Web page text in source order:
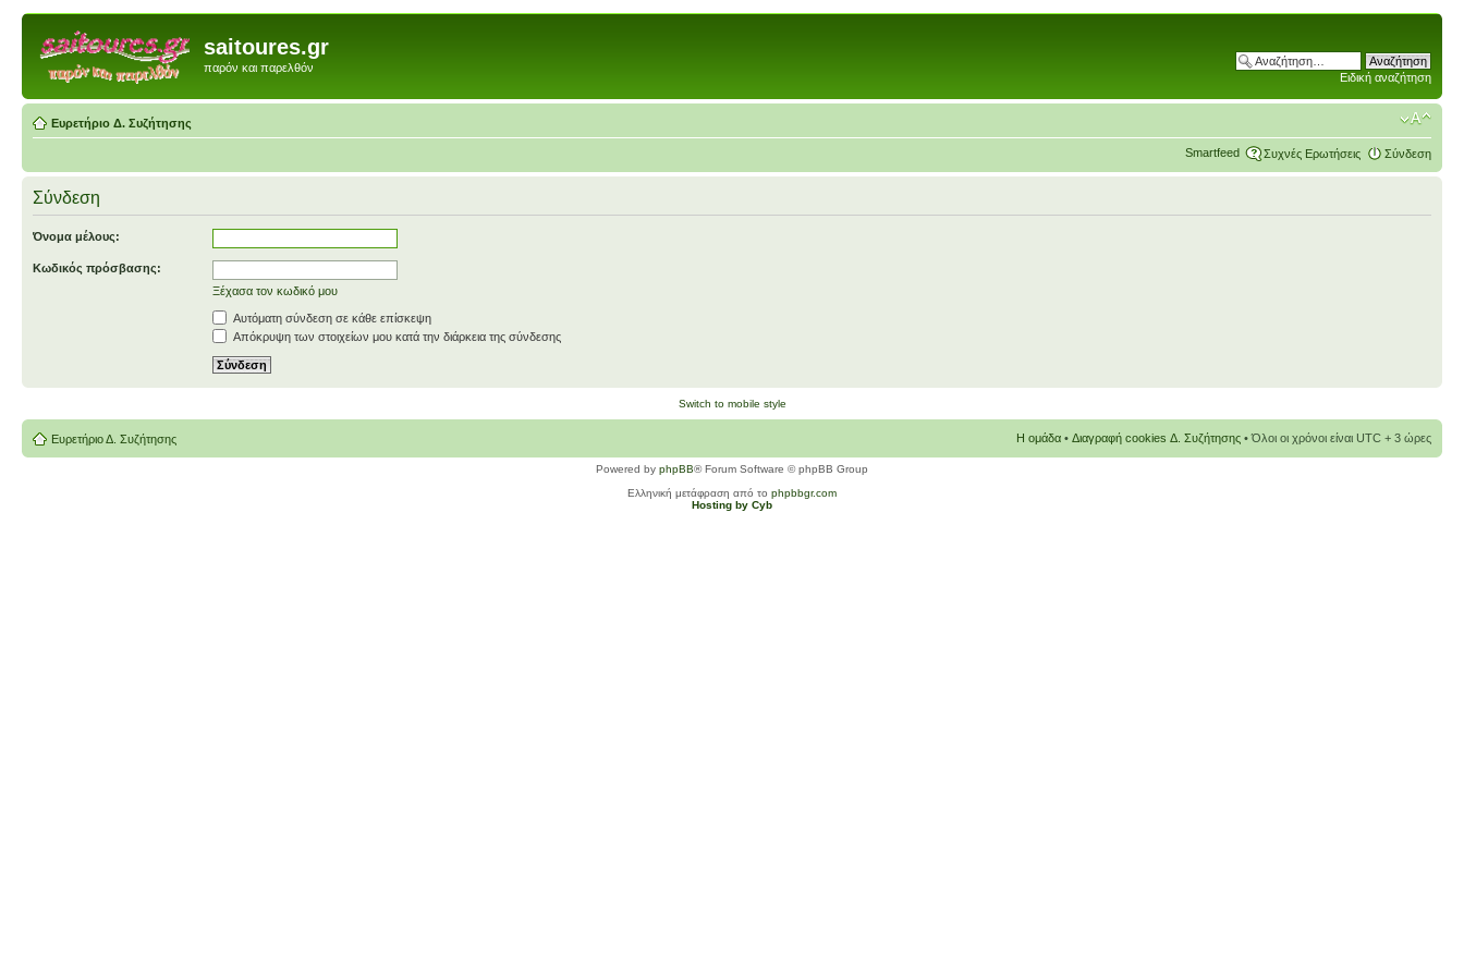
saitoures.gr
παρόν και παρελθόν
Ειδική αναζήτηση
Ευρετήριο Δ. Συζήτησης
Smartfeed Συχνές Ερωτήσεις Σύνδεση
Σύνδεση
Όνομα μέλους:
Κωδικός πρόσβασης:
Ξέχασα τον κωδικό μου
Αυτόματη σύνδεση σε κάθε επίσκεψη
Απόκρυψη των στοιχείων μου κατά την διάρκεια της σύνδεσης
Switch to mobile style
Ευρετήριο Δ. Συζήτησης Η ομάδα • Διαγραφή cookies Δ. Συζήτησης • Όλοι οι χρόνοι είναι UTC + 3 ώρες
Powered by phpBB® Forum Software © phpBB Group
Ελληνική μετάφραση από το phpbbgr.com
Hosting by Cyb